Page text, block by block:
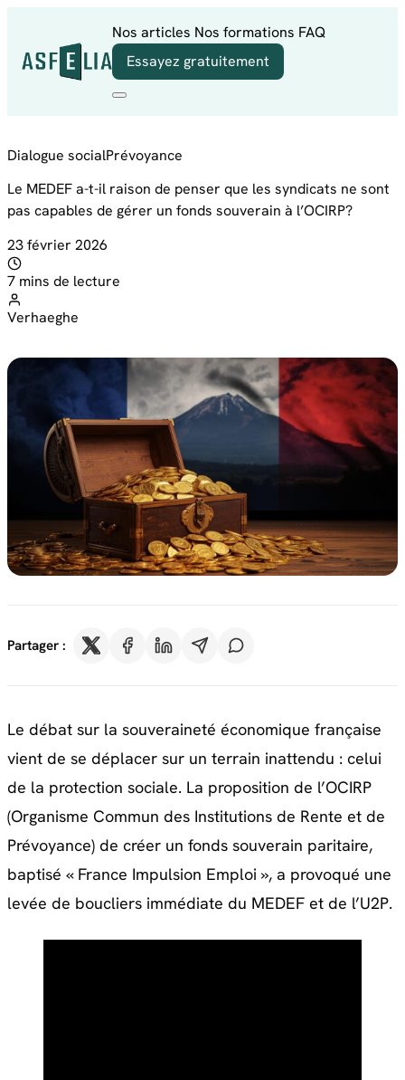
Nos articles Nos formations FAQ
Essayez gratuitement
Dialogue socialPrévoyance
Le MEDEF a-t-il raison de penser que les syndicats ne sont
pas capables de gérer un fonds souverain à l’OCIRP?
23 février 2026
7 mins de lecture
Verhaeghe
Partager :
Le débat sur la souveraineté économique française
vient de se déplacer sur un terrain inattendu : celui
de la protection sociale. La proposition de l’OCIRP
(Organisme Commun des Institutions de Rente et de
Prévoyance) de créer un fonds souverain paritaire,
baptisé « France Impulsion Emploi », a provoqué une
levée de boucliers immédiate du MEDEF et de l’U2P.